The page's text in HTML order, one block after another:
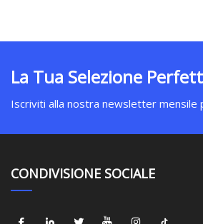
La Tua Selezione
Iscriviti alla nostra newsletter mensile
CONDIVISIONE SOCIALE